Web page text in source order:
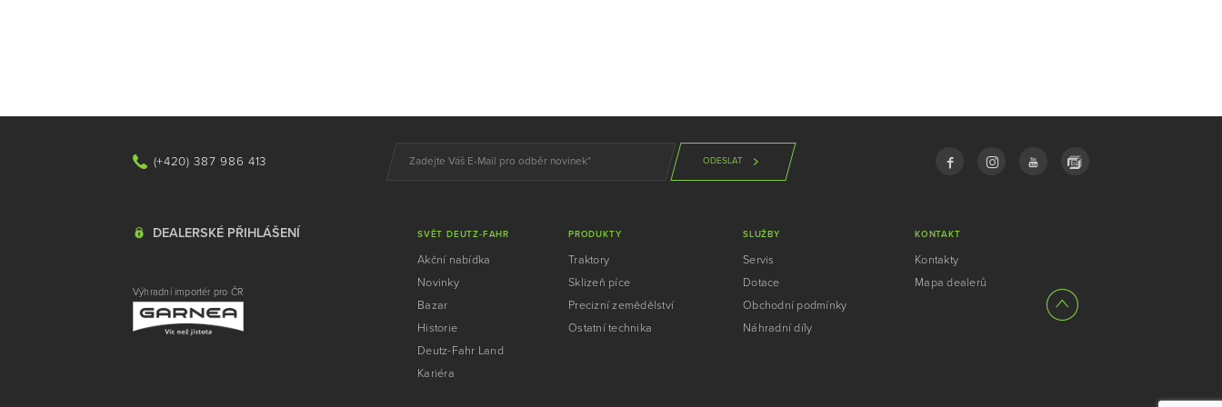
(+420) 387 986 413 ODESLAT
DEALERSKÉ PŘIHLÁŠENÍ
Výhradní importér pro ČR
SVĚT DEUTZ-FAHR
Akční nabídka
Novinky
Bazar
Historie
Deutz-Fahr Land
Kariéra
PRODUKTY
Traktory
Sklizeň píce
Precizní zemědělství
Ostatní technika
SLUŽBY
Servis
Dotace
Obchodní podmínky
Náhradní díly
KONTAKT
Kontakty
Mapa dealerů